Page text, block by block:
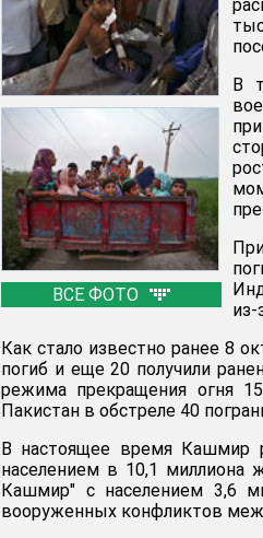
ВСЕ ФОТО
В
из-
Как стало известно ранее 8
погиб и еще 20 получили
режима прекращения огня
Пакистан в обстреле 40
В настоящее время Кашмир
населением в 10,1 миллиона
Кашмир" с населением 3,6
вооруженных конфликтов